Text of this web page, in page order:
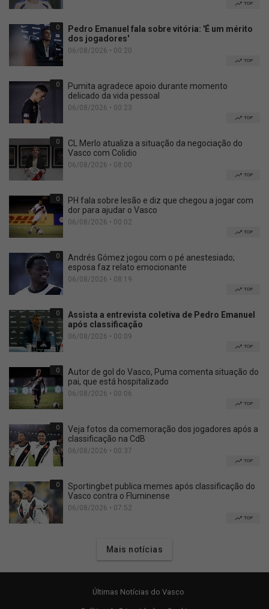
TOP
0
Pedro Emanuel fala sobre vitória: 'É um mérito
dos jogadores'
06/08/2026 • 00:20
TOP
0
Pumita agradece apoio durante momento
delicado da vida pessoal
06/08/2026 • 00:23
TOP
0
CL Merlo atualiza a situação da negociação do
Vasco com Colidio
06/08/2026 • 08:00
TOP
0
PH fala sobre lesão e diz que chegou a jogar com
dor para ajudar o Vasco
06/08/2026 • 00:02
TOP
0
Andrés Gómez jogou com o pé anestesiado;
esposa faz relato emocionante
06/08/2026 • 08:19
TOP
0
Assista a entrevista coletiva de Pedro Emanuel
após classificação
06/08/2026 • 00:09
TOP
0
Autor de gol do Vasco, Puma comenta situação do
pai, que está hospitalizado
06/08/2026 • 00:06
TOP
0
Veja fotos da comemoração dos jogadores após a
classificação na CdB
06/08/2026 • 00:37
TOP
0
Sportingbet publica memes após classificação do
Vasco contra o Fluminense
06/08/2026 • 07:52
TOP
Mais notícias
Últimas Notícias do Vasco